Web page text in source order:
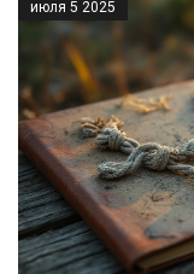
июля 5 2025